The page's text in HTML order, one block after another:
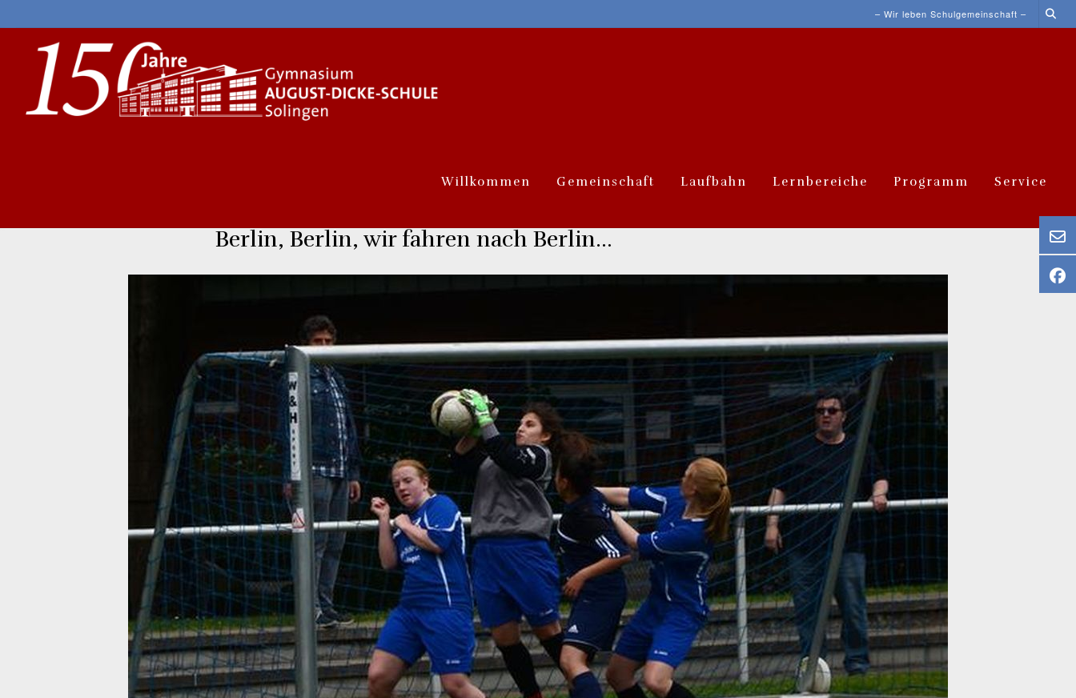
to
content
– Wir leben Schulgemeinschaft –
Willkommen Gemeinschaft Laufbahn Lernbereiche Programm Service
Berlin, Berlin, wir fahren nach Berlin…